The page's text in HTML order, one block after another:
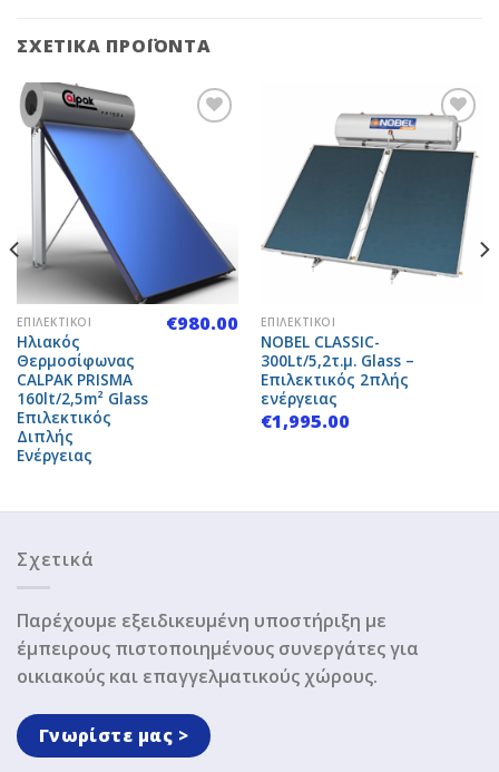
ΣΧΕΤΙΚΆ ΠΡΟΪΌΝΤΑ
Wishlist
ΕΠΙΛΕΚΤΙΚΟΊ
Ηλιακός
Θερμοσίφωνας
CALPAK PRISMA
160lt/2,5m² Glass
Επιλεκτικός
Διπλής
Ενέργειας
€980.00
Add to
Wishlist
ΕΠΙΛΕΚΤΙΚΟΊ
NOBEL CLASSIC-
300Lt/5,2τ.μ. Glass –
Επιλεκτικός 2πλής
ενέργειας
€1,995.00
Σχετικά
Παρέχουμε εξειδικευμένη υποστήριξη με
έμπειρους πιστοποιημένους συνεργάτες για
οικιακούς και επαγγελματικούς χώρους.
Γνωρίστε μας >